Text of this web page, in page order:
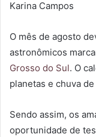
Karina Campos
O mês de agosto
astronômicos
Grosso do Sul. O
planetas e chuva
Sendo assim, os
oportunidade de